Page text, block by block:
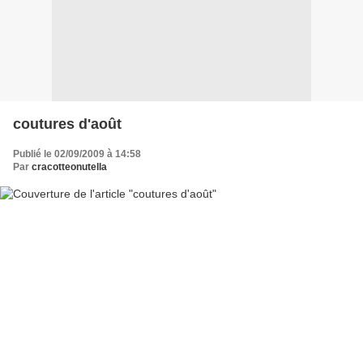
coutures d'août
Publié le 02/09/2009 à 14:58
Par cracotteonutella